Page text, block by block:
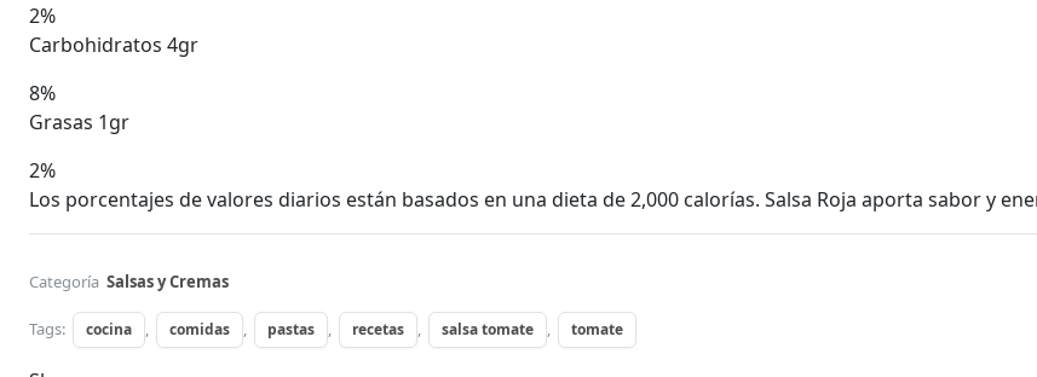
2%
Carbohidratos 4gr
8%
Grasas 1gr
2%
Los porcentajes de valores diarios están basados en una dieta de 2,000 calorías. Salsa Roja aporta sabor y
Categoría Salsas y Cremas
Tags: cocina , comidas , pastas , recetas , salsa tomate , tomate